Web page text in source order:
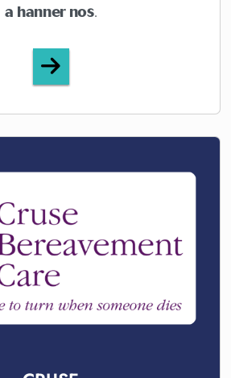
a hanner nos.
CALM (Campaign